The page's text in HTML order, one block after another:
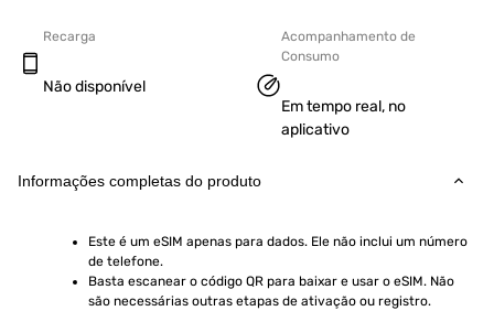
Recarga
Não disponível
Acompanhamento de
Consumo
Em tempo real, no
aplicativo
Informações completas do produto
Este é um eSIM apenas para dados. Ele não inclui um número
de telefone.
Basta escanear o código QR para baixar e usar o eSIM. Não
são necessárias outras etapas de ativação ou registro.